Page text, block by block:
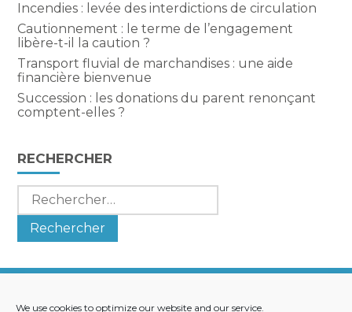
We use cookies to optimize our website and our service.
Incendies : levée des interdictions de circulation
Cautionnement : le terme de l’engagement
libère-t-il la caution ?
Transport fluvial de marchandises : une aide
financière bienvenue
Succession : les donations du parent renonçant
comptent-elles ?
RECHERCHER
Rechercher :